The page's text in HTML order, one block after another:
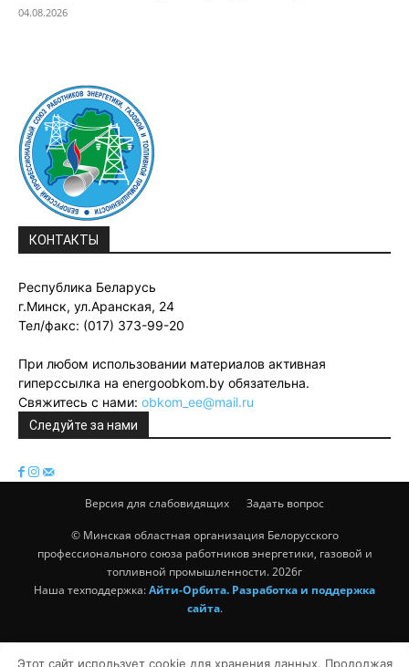
04.08.2026
КОНТАКТЫ
Республика Беларусь
г.Минск, ул.Аранская, 24
Тел/факс: (017) 373-99-20
При любом использовании материалов активная
гиперссылка на energoobkom.by обязательна.
Свяжитесь с нами: obkom_ee@mail.ru
Следуйте за нами
Версия для слабовидящих Задать вопрос
© Минская областная организация Белорусского
профессионального союза работников энергетики, газовой и
топливной промышленности. 2026г
Наша техподдержка:Айти-Орбита. Разработка и поддержка
сайта.
Этот сайт использует cookie для хранения данных. Продолжая